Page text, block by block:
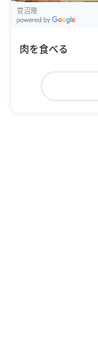
菅沼隆
肉を食べる